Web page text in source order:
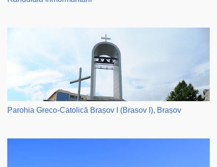
Parohia Greco-Catolică Brașov I (Brasov I), Brașov